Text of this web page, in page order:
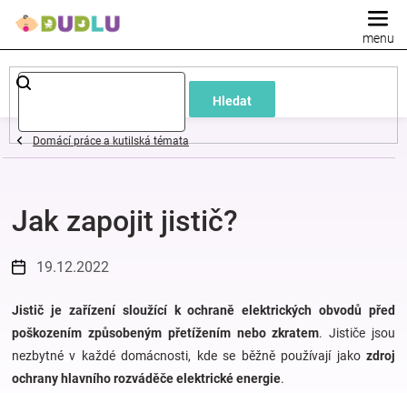
Hledat
Dětské
a
oblečení
Pokojíček
a
kojenecká
Domácí práce a kutilská témata
Jak zapojit jistič?
19.12.2022
Jistič je zařízení sloužící k ochraně elektrických obvodů před
poškozením způsobeným přetížením nebo zkratem. Jističe jsou
nezbytné v každé domácnosti, kde se běžně používají jako zdroj
ochrany hlavního rozváděče elektrické energie.